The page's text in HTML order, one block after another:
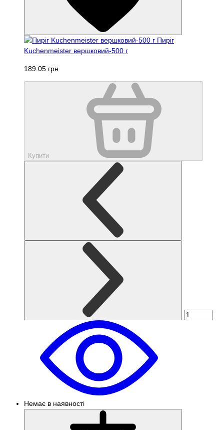
Пиріг
Kuchenmeister вершковий-500 г
189.05 грн
Купити
Немає в наявності